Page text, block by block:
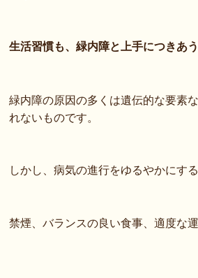
生活習慣も、緑内障と上手につきあ
緑内障の原因の多くは遺伝的な要素
れないものです。
しかし、病気の進行をゆるやかにす
禁煙、バランスの良い食事、適度な